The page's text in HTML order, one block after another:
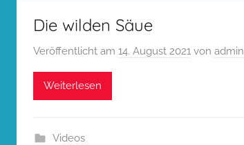
Die wilden Säue
Veröffentlicht am 14. August 2021 von admin
Weiterlesen
Videos